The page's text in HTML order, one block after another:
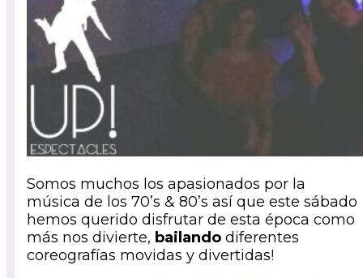
Somos muchos los apasionados por la
música de los 70’s & 80’s así que este sábado
hemos querido disfrutar de esta época como
más nos divierte, bailando diferentes
coreografías movidas y divertidas!